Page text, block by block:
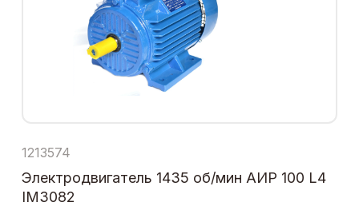
1213574
Электродвигатель 1435 об/мин АИР 100 L4
IM3082